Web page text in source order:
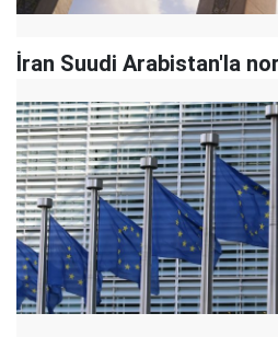
İran Suudi Arabistan'la